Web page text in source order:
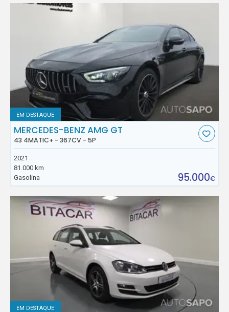
EM DESTAQUE
MERCEDES-BENZ AMG GT
43 4MATIC+ - 367CV - 5P
2021
81.000 km
Gasolina
95.000€
EM DESTAQUE